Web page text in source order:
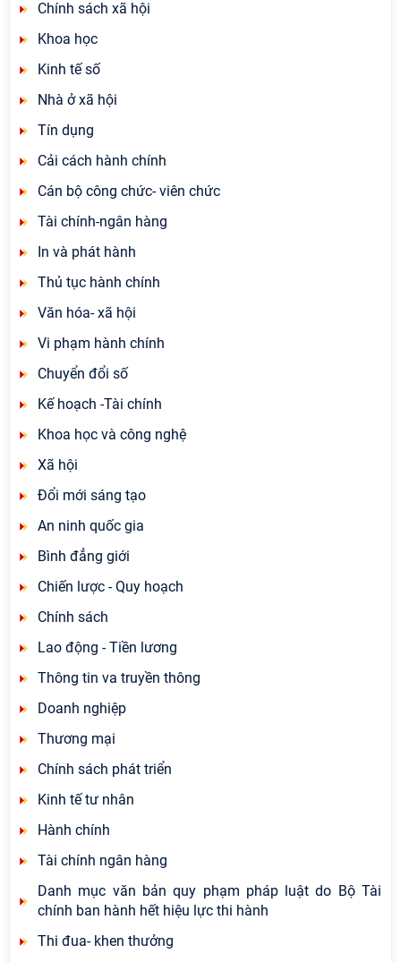
Chính sách xã hội
Khoa học
Kinh tế số
Nhà ở xã hội
Tín dụng
Cải cách hành chính
Cán bộ công chức- viên chức
Tài chính-ngân hàng
In và phát hành
Thủ tục hành chính
Văn hóa- xã hội
Vi phạm hành chính
Chuyển đổi số
Kế hoạch -Tài chính
Khoa học và công nghệ
Xã hội
Đổi mới sáng tạo
An ninh quốc gia
Bình đẳng giới
Chiến lược - Quy hoạch
Chính sách
Lao động - Tiền lương
Thông tin va truyền thông
Doanh nghiệp
Thương mại
Chính sách phát triển
Kinh tế tư nhân
Hành chính
Tài chính ngân hàng
Danh mục văn bản quy phạm pháp luật do Bộ Tài
chính ban hành hết hiệu lực thi hành
Thi đua- khen thưởng